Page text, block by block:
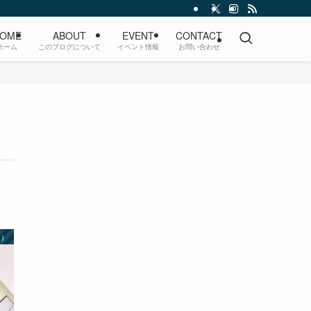
ーム
ABOUT
このブログについて
EVENT
イベント情報
CONTACT
お問い合わせ